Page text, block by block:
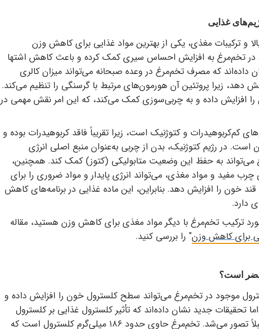
غذایی
و ترکیبات مغذی، یکی از بهترین مواد غذایی برای کاهش وزن
تخم‌مرغ به افزایش احساس سیری کمک کرده و باعث کاهش اشتها
که مصرف تخم‌مرغ در وعده صبحانه می‌تواند میزان کالری
دهد، زیرا پروتئین آن هورمون‌های مرتبط با گرسنگی را تنظیم می‌کند.
افزایش داده و به چربی‌سوزی کمک می‌کند، که این امر نقش مهمی در
کم‌کربوهیدرات و کتوژنیک است، زیرا تقریباً فاقد کربوهیدرات بوده و
است. در رژیم کتوژنیک، بدن از چربی به‌عنوان منبع اصلی انرژی
به حفظ این وضعیت متابولیکی (کتوز) کمک کند. همچنین،
مفید و مواد مغذی، می‌تواند انرژی پایدار و مواد ضروری را برای
خون را افزایش دهد. بنابراین، این ماده غذایی در برنامه‌های کاهش
دارد.
ترکیب تخم‌مرغ با دیگر مواد مغذی برای کاهش وزن هستید، مقاله
برای کاهش وزن" را بررسی کنید.
مضر است؟
موجود در تخم‌مرغ می‌تواند سطح کلسترول خون را افزایش داده و
تحقیقات جدید نشان داده‌اند که تأثیر کلسترول غذایی بر کلسترول
تصور می‌شد. تخم‌مرغ حاوی حدود ۱۸۶ میلی‌گرم کلسترول است که